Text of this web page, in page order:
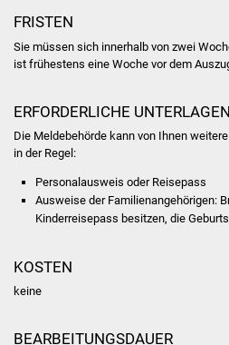
FRISTEN
Sie müssen sich innerhalb von zwei
ist frühestens eine Woche vor dem
ERFORDERLICHE UNTERLAGEN
Die Meldebehörde kann von Ihnen
in der Regel:
Personalausweis oder Reisepass
Ausweise der Familienangehörigen:
Kinderreisepass besitzen, die
KOSTEN
keine
BEARBEITUNGSDAUER